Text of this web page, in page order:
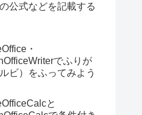
公式などを記載する
・
でふりが
ビ）をふってみよう
と